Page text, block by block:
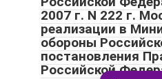
2007 г. N 222 г.
реализации в
обороны
постановления
Российской